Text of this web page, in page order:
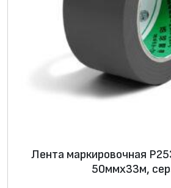
Лента маркировочная
50ммх33м,